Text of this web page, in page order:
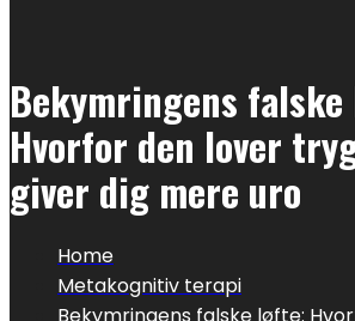
Bekymringens
Hvorfor den lover
giver dig mere uro
Home
Metakognitiv terapi
Bekymringens falske løfte: